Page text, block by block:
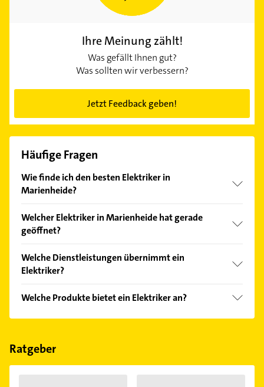
Ihre Meinung zählt!
Was gefällt Ihnen gut?
Was sollten wir verbessern?
Jetzt Feedback geben!
Häufige Fragen
Wie finde ich den besten Elektriker in
Marienheide?
Kundenmeinungen und profitieren Sie von den
Empfehlungen. Die Suchergebnisse können Sie sich
Welcher Elektriker in Marienheide hat gerade
geöffnet?
Bitte beachten Sie, dass diese an Sonn- und
Feiertagen abweichen können.
Welche Dienstleistungen übernimmt ein
Elektriker?
Installationsplanung.
Welche Produkte bietet ein Elektriker an?
Das Angebot umfasst unter anderem Energie-,
Kaffeemaschinen und Küchengeräte.
Ratgeber